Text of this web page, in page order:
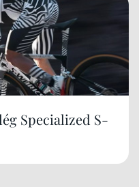
Specialized S-